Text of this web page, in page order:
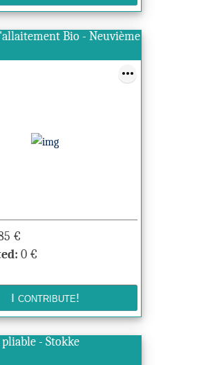
Bio - Neuvième
€
0 €
- Stokke